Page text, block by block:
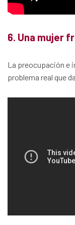
6. Una mujer
La preocupación e
problema real que